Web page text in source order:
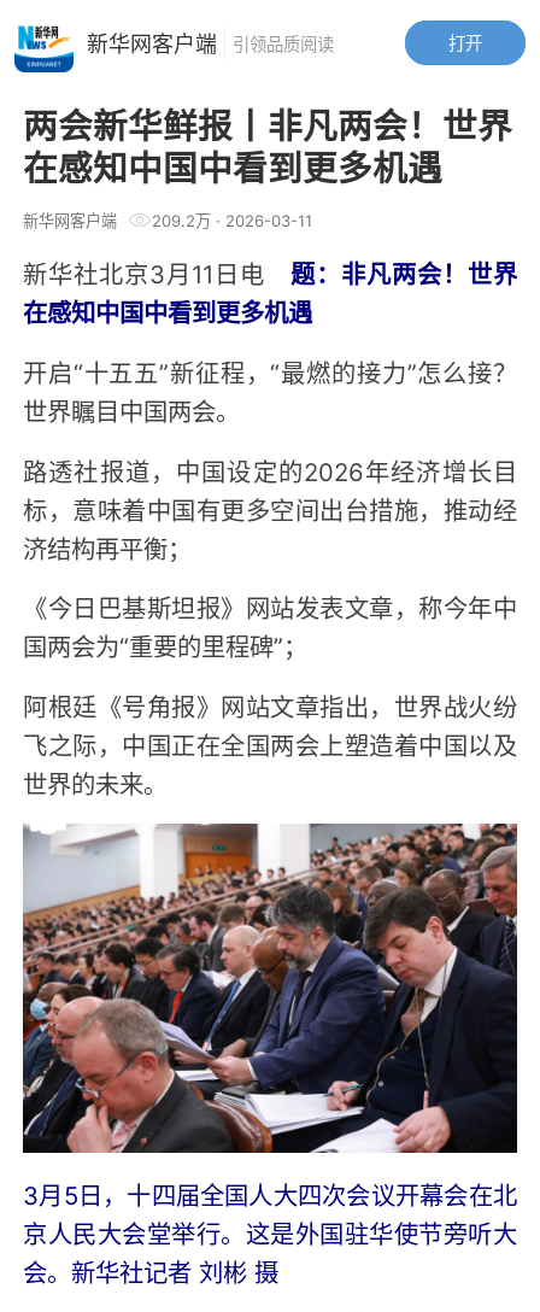
两会新华鲜报丨非凡两会！世界
在感知中国中看到更多机遇
新华网客户端 209.2万· 2026-03-11
新华社北京3月11日电 题：非凡两会！世界
在感知中国中看到更多机遇
开启“十五五”新征程，“最燃的接力”怎么接？
世界瞩目中国两会。
路透社报道，中国设定的2026年经济增长目
标，意味着中国有更多空间出台措施，推动经
济结构再平衡；
《今日巴基斯坦报》网站发表文章，称今年中
国两会为“重要的里程碑”；
阿根廷《号角报》网站文章指出，世界战火纷
飞之际，中国正在全国两会上塑造着中国以及
世界的未来。
3月5日，十四届全国人大四次会议开幕会在北
京人民大会堂举行。这是外国驻华使节旁听大
会。新华社记者 刘彬 摄
打开
新华网客户端 引领品质阅读